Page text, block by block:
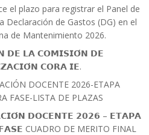
el plazo para registrar el Panel de
Declaración de Gastos (DG) en el
de Mantenimiento 2026.
𝗗𝗘 𝗟𝗔 𝗖𝗢𝗠𝗜𝗦𝗜𝗢́𝗡 𝗗𝗘
𝗖𝗢𝗥𝗔 𝗜𝗘.
DOCENTE 2026-ETAPA
FASE-LISTA DE PLAZAS
𝗗𝗢𝗖𝗘𝗡𝗧𝗘 𝟮𝟬𝟮𝟲 – 𝗘𝗧𝗔𝗣𝗔
CUADRO DE MERITO FINAL